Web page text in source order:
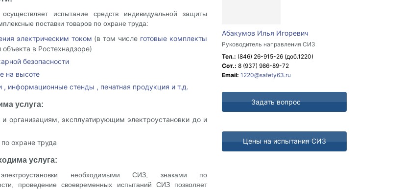
Абакумов Илья Игоревич
Руководитель направления СИЗ
Тел.: (846) 26-915-26 (доб.1220)
Сот.: 8 (937) 986-89-72
Email: 1220@safety63.ru
Задать вопрос
Цены на испытания СИЗ
испытание средств индивидуальной защиты
поставки товаров по охране труда:
электрическим током (в том числе готовые комплекты
объекта в Ростехнадзоре)
безопасности
на высоте
, информационные стенды , печатная продукция и т.д.
услуга:
организациям, эксплуатирующим электроустановки до и
охране труда
услуга:
электроустановки необходимыми СИЗ, знаками по
проведение своевременных испытаний СИЗ позволяет